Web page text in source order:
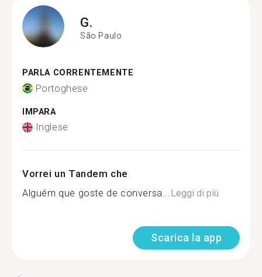
G.
São Paulo
PARLA CORRENTEMENTE
Portoghese
IMPARA
Inglese
Vorrei un Tandem che
Alguém que goste de conversa...Leggi di più
Scarica la app